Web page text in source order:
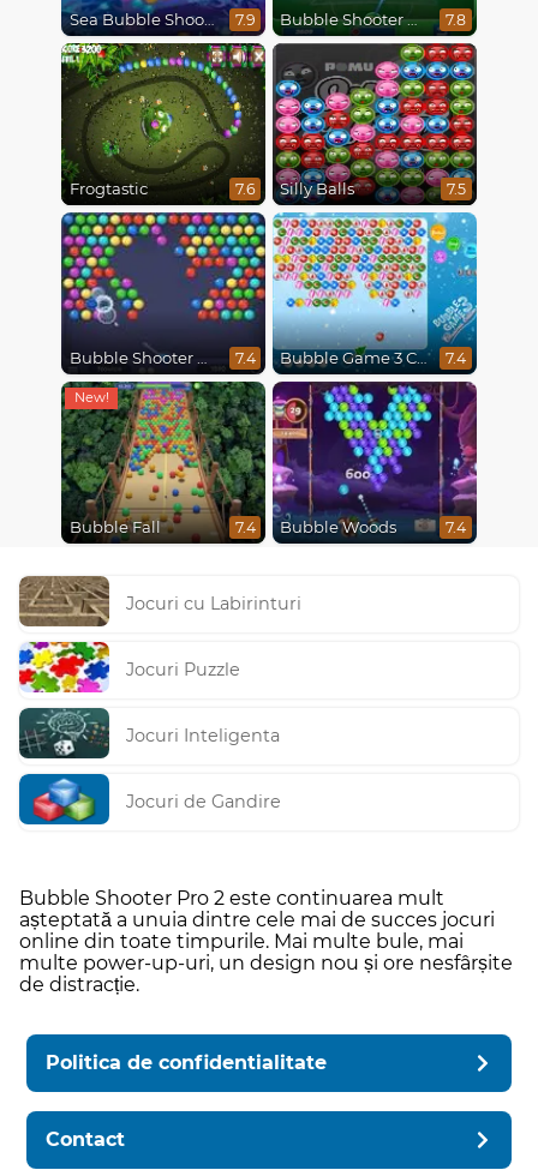
Sea Bubble Shooter 7.9 Bubble Shooter World Cup 7.8
Frogtastic 7.6 Silly Balls 7.5
Bubble Shooter HD 7.4 Bubble Game 3 Christmas 7.4
Bubble Fall 7.4 Bubble Woods 7.4
Jocuri cu Labirinturi
Jocuri Puzzle
Jocuri Inteligenta
Jocuri de Gandire
Bubble Shooter Pro 2 este continuarea mult
așteptată a unuia dintre cele mai de succes jocuri
online din toate timpurile. Mai multe bule, mai
multe power-up-uri, un design nou și ore nesfârșite
de distracție.
Politica de confidentialitate
Contact